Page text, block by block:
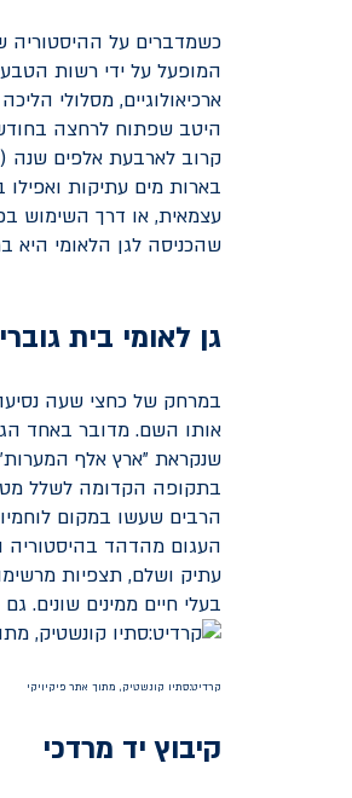
כשמדברים על ההיסטוריה
המופעל על ידי רשות הטבע
ארכיאולוגיים, מסלולי
היטב שפתוח לרחצה
קרוב לארבעת אלפים שנה
בארות מים עתיקות
עצמאית, או דרך השימוש
שהכניסה לגן הלאומי היא
גן לאומי בית
במרחק של כחצי שעה
אותו השם. מדובר באחד
שנקראת "ארץ אלף
בתקופה הקדומה לשלל
הרבים שעשו במקום
העגום מהדהד בהיסטוריה
עתיק ושלם, תצפיות
בעלי חיים ממינים שונים.
קרדיט:סתיו קונשטיק, מתוך אתר פיקיויקי
קיבוץ יד מרדכי